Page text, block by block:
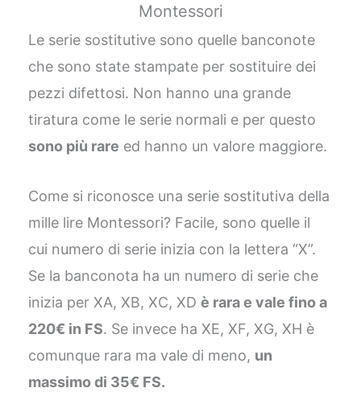
Montessori
Le serie sostitutive sono quelle banconote
che sono state stampate per sostituire dei
pezzi difettosi. Non hanno una grande
tiratura come le serie normali e per questo
sono più rare ed hanno un valore maggiore.
Come si riconosce una serie sostitutiva della
mille lire Montessori? Facile, sono quelle il
cui numero di serie inizia con la lettera “X”.
Se la banconota ha un numero di serie che
inizia per XA, XB, XC, XD è rara e vale fino a
220€ in FS. Se invece ha XE, XF, XG, XH è
comunque rara ma vale di meno, un
massimo di 35€ FS.